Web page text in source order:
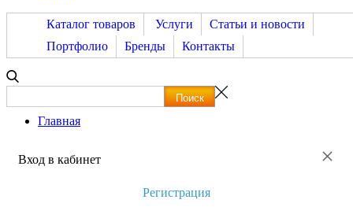
Каталог товаров Услуги
Статьи и новости
Портфолио
Бренды Контакты
Главная
×
Вход в кабинет
Регистрация